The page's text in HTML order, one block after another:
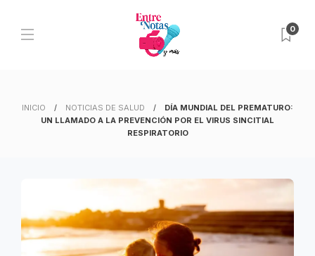
0
INICIO NOTICIAS DE SALUD
DÍA MUNDIAL DEL PREMATURO:
UN LLAMADO A LA PREVENCIÓN POR EL VIRUS SINCITIAL
RESPIRATORIO